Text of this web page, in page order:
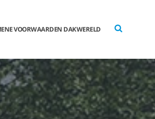
VOORWAARDEN DAKWERELD